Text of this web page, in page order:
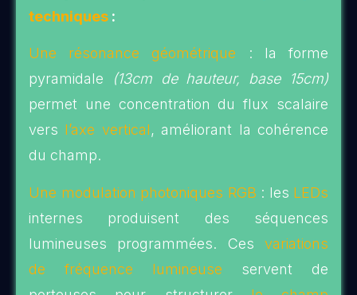
techniques :
Une résonance géométrique : la forme
pyramidale
(13cm de hauteur, base 15cm)
permet une concentration du flux scalaire
vers l’axe vertical, améliorant la cohérence
du champ.
Une modulation photoniques RGB : les LEDs
internes produisent des séquences
lumineuses programmées. Ces variations
de fréquence lumineuse servent de